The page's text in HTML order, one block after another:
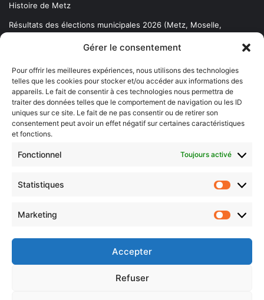
Gérer le consentement
Pour offrir les meilleures expériences, nous utilisons des technologies
telles que les cookies pour stocker et/ou accéder aux informations des
appareils. Le fait de consentir à ces technologies nous permettra de
traiter des données telles que le comportement de navigation ou les ID
uniques sur ce site. Le fait de ne pas consentir ou de retirer son
consentement peut avoir un effet négatif sur certaines caractéristiques
et fonctions.
Fonctionnel Toujours activé
Statistiques
Marketing
Accepter
Refuser
Histoire de Metz
Résultats des élections municipales 2026 (Metz, Moselle,
Newsletter gratuite
Choisissez : matin, soir ou hebdo ?
votre